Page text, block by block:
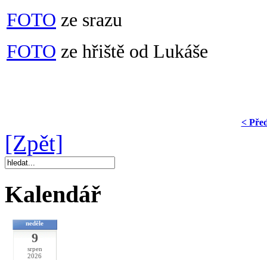
FOTO ze srazu
FOTO ze hřiště od Lukáše
<
[Zpět]
Kalendář
neděle
9
srpen
2026